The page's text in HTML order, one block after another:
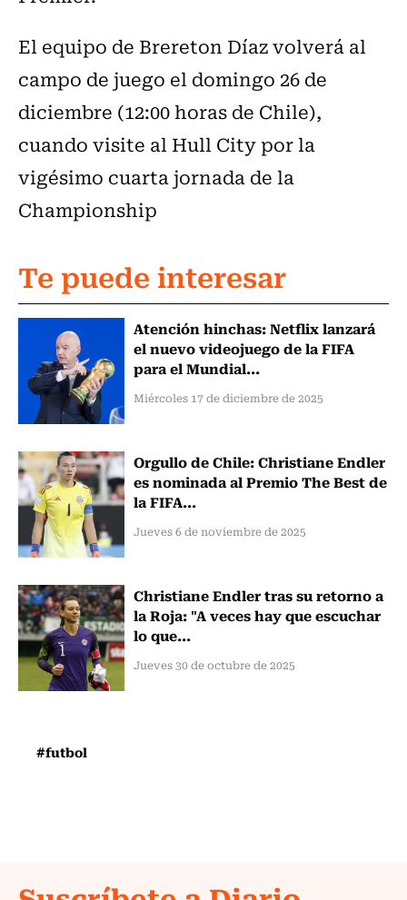
El equipo de Brereton Díaz volverá al
campo de juego el domingo 26 de
diciembre (12:00 horas de Chile),
cuando visite al Hull City por la
vigésimo cuarta jornada de la
Championship
Te puede interesar
Atención hinchas: Netflix lanzará
el nuevo videojuego de la FIFA
para el Mundial...
Miércoles 17 de diciembre de 2025
Orgullo de Chile: Christiane Endler
es nominada al Premio The Best de
la FIFA...
Jueves 6 de noviembre de 2025
Christiane Endler tras su retorno a
la Roja: "A veces hay que escuchar
lo que...
Jueves 30 de octubre de 2025
#futbol